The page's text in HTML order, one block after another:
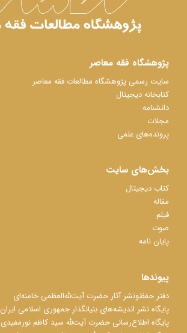
پژوهشگاه فقه معاصر
سایت رسمی پژوهشگاه مطالعات فقه معاصر
کتابخانه دیجیتال
دانشنامه
مجلات
پرونده‌های علمی
بخش‌های سایت
کتاب دیجیتال
مقاله
فیلم
صوت
پایان نامه
پیوندها
دفتر حفظ‌‌‌ونشر آثار حضرت آیت‌ﷲ‌العظمی خامنه‌ای
پایگاه نشر اندیشه‌های بنیانگذار جمهوری اسلامی ایران
پایگاه اطلاع‌رسانی حضرت آیت‌ﷲ سید کاظم نورمفیدی